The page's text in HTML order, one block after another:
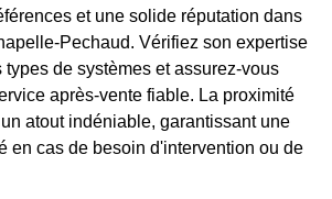
et une solide réputation dans
Pechaud. Vérifiez son expertise
types de systèmes et assurez-vous
après-vente fiable. La proximité
atout indéniable, garantissant une
en cas de besoin d'intervention ou de